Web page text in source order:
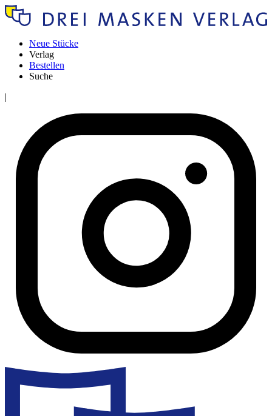
Neue Stücke
Verlag
Bestellen
Suche
|